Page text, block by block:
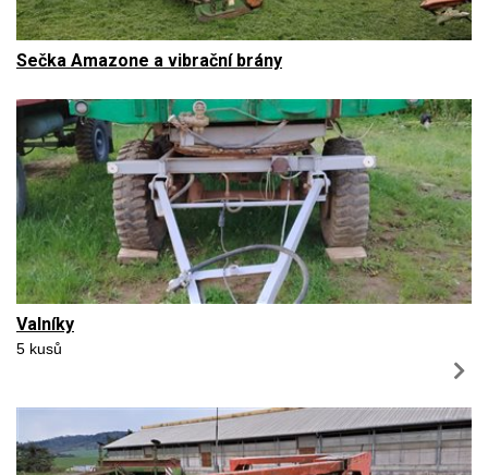
Sečka Amazone a vibrační brány
Valníky
5 kusů